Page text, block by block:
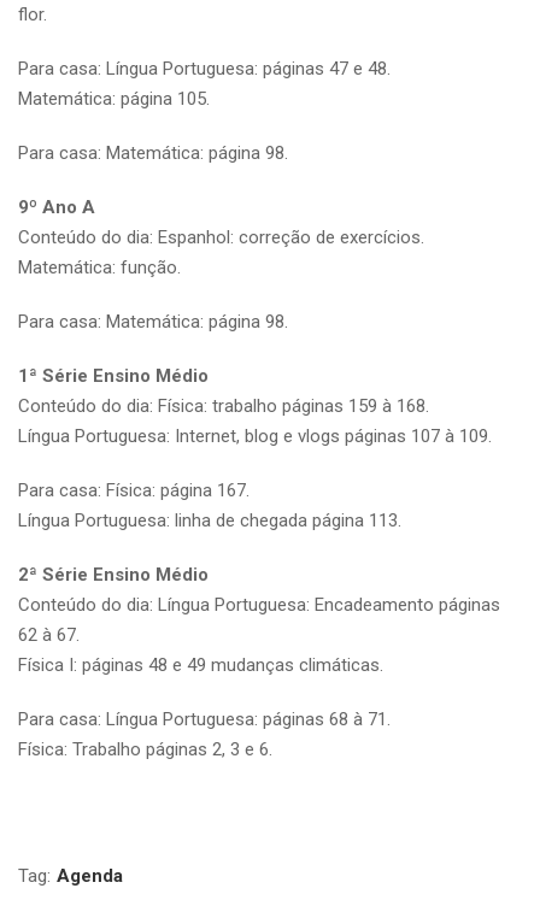
flor.
Para casa: Língua Portuguesa: páginas 47 e 48.
Matemática: página 105.
Para casa: Matemática: página 98.
9º Ano A
Conteúdo do dia: Espanhol: correção de exercícios.
Matemática: função.
Para casa: Matemática: página 98.
1ª Série Ensino Médio
Conteúdo do dia: Física: trabalho páginas 159 à 168.
Língua Portuguesa: Internet, blog e vlogs páginas 107 à 109.
Para casa: Física: página 167.
Língua Portuguesa: linha de chegada página 113.
2ª Série Ensino Médio
Conteúdo do dia: Língua Portuguesa: Encadeamento páginas
62 à 67.
Física I: páginas 48 e 49 mudanças climáticas.
Para casa: Língua Portuguesa: páginas 68 à 71.
Física: Trabalho páginas 2, 3 e 6.
Tag: Agenda